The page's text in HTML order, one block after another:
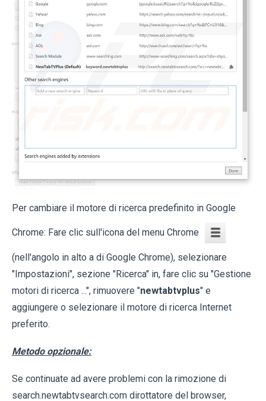
Per cambiare il motore di ricerca predefinito in Google
Chrome: Fare clic sull'icona del menu Chrome
(nell'angolo in alto a di Google Chrome), selezionare
"Impostazioni", sezione "Ricerca" in, fare clic su "Gestione
motori di ricerca ...", rimuovere "newtabtvplus" e
aggiungere o selezionare il motore di ricerca Internet
preferito.
Metodo opzionale:
Se continuate ad avere problemi con la rimozione di
search.newtabtvsearch.com dirottatore del browser,